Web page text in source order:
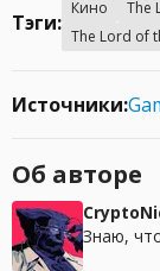
Тэги:
Кино The
The Lord of
Источники:
Об авторе
Знаю,